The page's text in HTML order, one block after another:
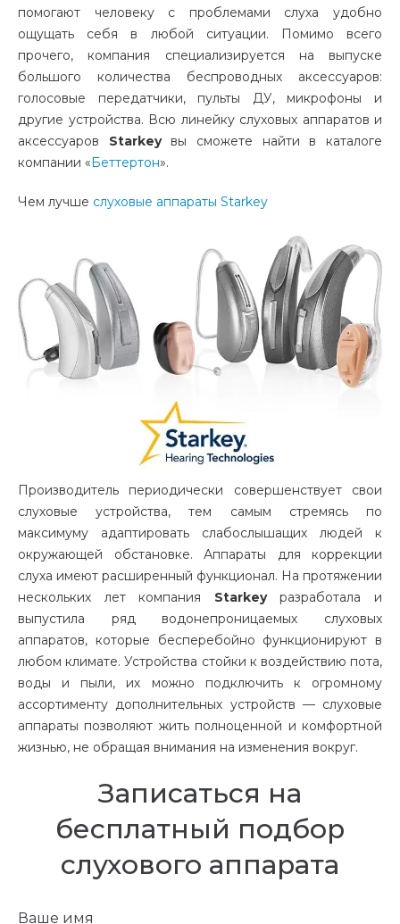
помогают человеку с проблемами слуха удобно
ощущать себя в любой ситуации. Помимо всего
прочего, компания специализируется на выпуске
большого количества беспроводных аксессуаров:
голосовые передатчики, пульты ДУ, микрофоны и
другие устройства. Всю линейку слуховых аппаратов и
аксессуаров Starkey вы сможете найти в каталоге
компании «Беттертон».
Чем лучше слуховые аппараты Starkey
Производитель периодически совершенствует свои
слуховые устройства, тем самым стремясь по
максимуму адаптировать слабослышащих людей к
окружающей обстановке. Аппараты для коррекции
слуха имеют расширенный функционал. На протяжении
нескольких лет компания Starkeyразработала и
выпустила ряд водонепроницаемых слуховых
аппаратов, которые бесперебойно функционируют в
любом климате. Устройства стойки к воздействию пота,
воды и пыли, их можно подключить к огромному
ассортименту дополнительных устройств — слуховые
аппараты позволяют жить полноценной и комфортной
жизнью, не обращая внимания на изменения вокруг.
Записаться на
бесплатный подбор
слухового аппарата
Ваше имя